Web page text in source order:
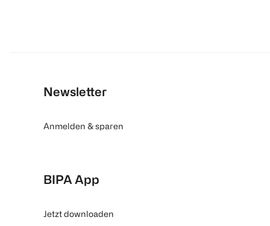
Newsletter
Anmelden & sparen
BIPA App
Jetzt downloaden